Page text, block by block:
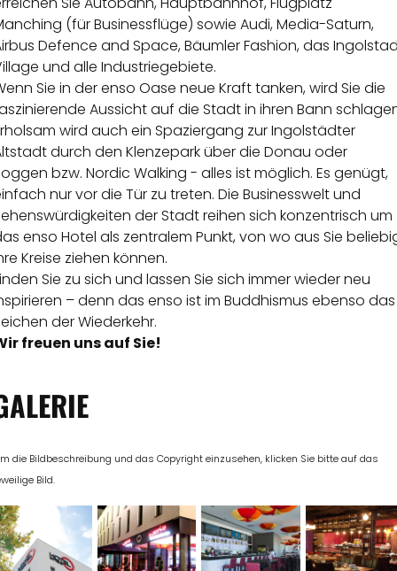
(für Businessflüge) sowie Audi, Media-Saturn,
Defence and Space, Bäumler Fashion, das
und alle Industriegebiete.
Sie in der enso Oase neue Kraft tanken, wird Sie die
Aussicht auf die Stadt in ihren Bann
wird auch ein Spaziergang zur Ingolstädter
durch den Klenzepark über die Donau oder
bzw. Nordic Walking - alles ist möglich. Es genügt,
nur vor die Tür zu treten. Die Businesswelt und
der Stadt reihen sich konzentrisch um
enso Hotel als zentralem Punkt, von wo aus Sie
Kreise ziehen können.
Sie zu sich und lassen Sie sich immer wieder neu
– denn das enso ist im Buddhismus ebenso das
der Wiederkehr.
freuen uns auf Sie!
die Bildbeschreibung und das Copyright einzusehen, klicken Sie bitte auf das
Bild.